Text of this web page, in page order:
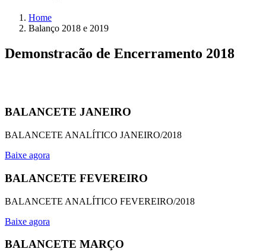
Home
Balanço 2018 e 2019
Demonstracão de Encerramento 2018
BALANCETE JANEIRO
BALANCETE ANALÍTICO JANEIRO/2018
Baixe agora
BALANCETE FEVEREIRO
BALANCETE ANALÍTICO FEVEREIRO/2018
Baixe agora
BALANCETE MARÇO